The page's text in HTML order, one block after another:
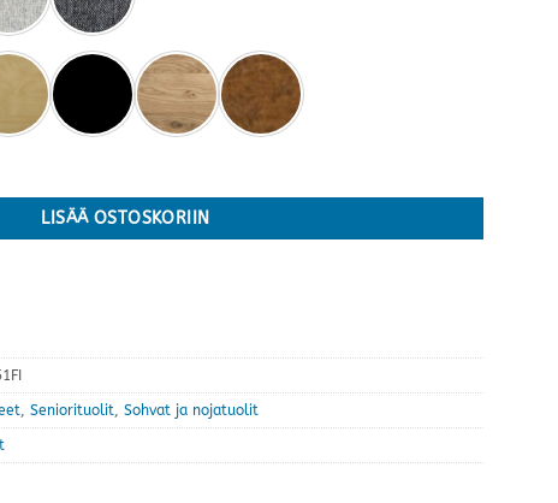
***ERÄ*** määrä
LISÄÄ OSTOSKORIIN
Seniorituolit Sohvat ja nojatuolit